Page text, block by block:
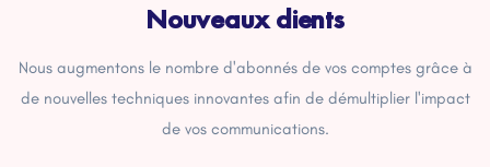
Nouveaux clients
Nous augmentons le nombre d'abonnés de vos comptes grâce à
de nouvelles techniques innovantes afin de démultiplier l'impact
de vos communications.